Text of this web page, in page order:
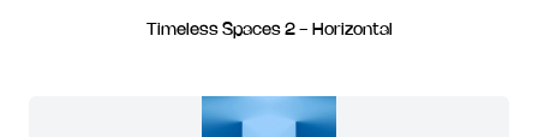
Timeless Spaces 2 - Horizontal